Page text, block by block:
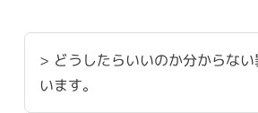
> どうしたらいいのか分からな
います。